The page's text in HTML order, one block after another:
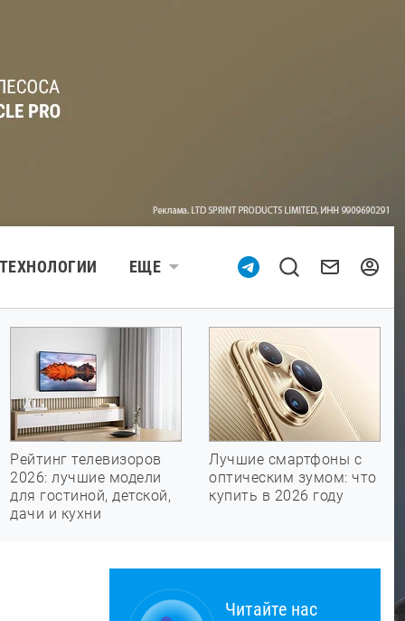
ТЕХНОЛОГИИ ЕЩЕ
Рейтинг телевизоров
2026: лучшие модели
для гостиной, детской,
дачи и кухни
Лучшие смартфоны с
оптическим зумом: что
купить в 2026 году
Читайте нас